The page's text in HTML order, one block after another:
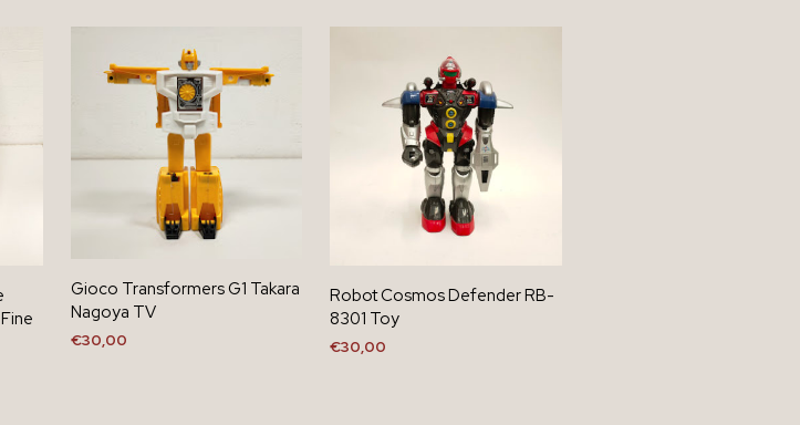
Gioco Transformers G1 Takara
Nagoya TV
€30,00
Robot Cosmos Defender RB-
8301 Toy
€30,00